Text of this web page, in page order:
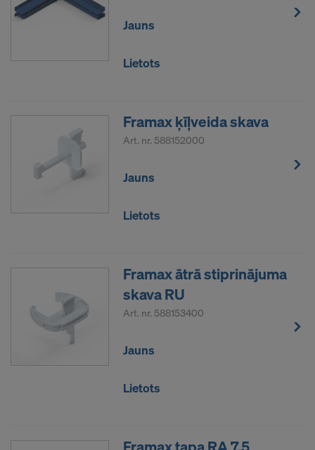
Jauns
Lietots
Framax ķīļveida skava
Art. nr. 588152000
Jauns
Lietots
Framax ātrā stiprinājuma
skava RU
Art. nr. 588153400
Jauns
Lietots